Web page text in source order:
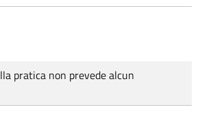
pratica non prevede alcun